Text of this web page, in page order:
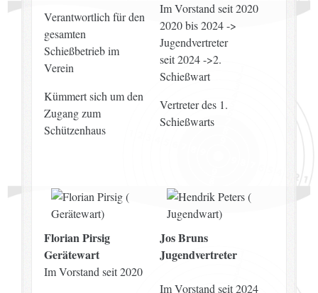
Verantwortlich für den
gesamten
Schießbetrieb im
Verein
Kümmert sich um den
Zugang zum
Schützenhaus
Im Vorstand seit 2020
2020 bis 2024 ->
Jugendvertreter
seit 2024 ->2.
Schießwart
Vertreter des 1.
Schießwarts
Florian Pirsig
Gerätewart
Im Vorstand seit 2020
Jos Bruns
Jugendvertreter
Im Vorstand seit 2024